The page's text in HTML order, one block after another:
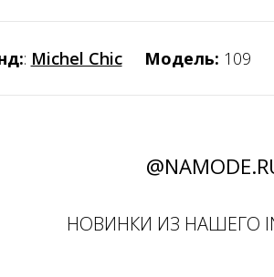
: Michel Chic Модель: 109
НОВИНКИ ИЗ НАШЕГО